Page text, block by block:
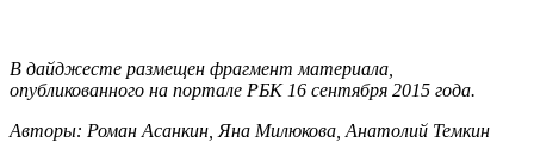
В дайджесте размещен фрагмент материала,
опубликованного на портале РБК 16 сентября 2015 года.
Авторы: Роман Асанкин, Яна Милюкова, Анатолий Темкин